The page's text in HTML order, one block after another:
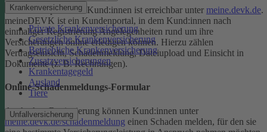
Krankenversicherung
Private Krankenversicherung
Gesetzliche Krankenversicherung
Betriebliche Krankenversicherung
Zusatzversicherungen
Krankentagegeld
Ausland
Tiere
Unfallversicherung
Das Serviceportal für Kund:innen ist erreichbar unter meine.devk.de.
meineDEVK ist ein Kundenportal, in dem Kund:innen nach
einmaliger Registrierung Angelegenheiten rund um ihre
Versicherungen online erledigen können. Hierzu zählen
Vertragseinsicht, Schadenmeldung, Dateiupload und Einsicht in
Dokumente (z. B. Rechnungen).
Online-Schadenmeldungs-Formular
Auch ohne Registrierung können Kund:innen unter
meine.devk.de/schadenmeldung einen Schaden melden, für den sie